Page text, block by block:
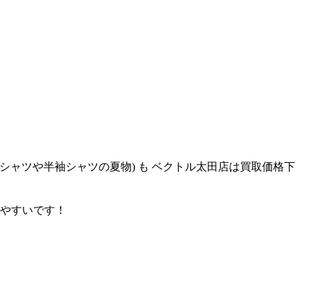
ツや半袖シャツの夏物) も ベクトル太田店は買取価格下
すいです！